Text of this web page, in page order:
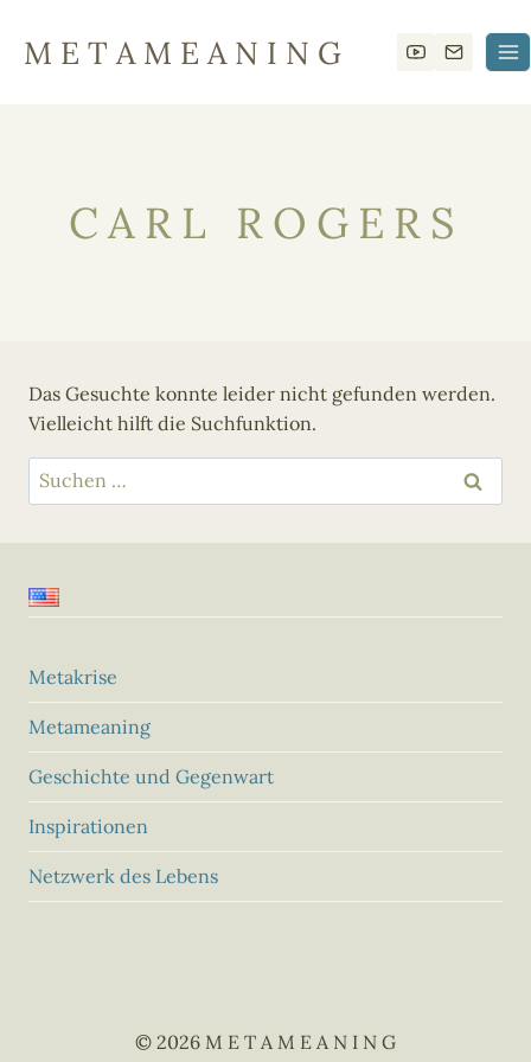
Inhalt
springen
M E T A M E A N I N G
CARL ROGERS
Das Gesuchte konnte leider nicht gefunden werden.
Vielleicht hilft die Suchfunktion.
Suchen
nach:
Metakrise
Metameaning
Geschichte und Gegenwart
Inspirationen
Netzwerk des Lebens
© 2026 M E T A M E A N I N G